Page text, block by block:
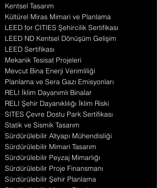
Kentsel Tasarım
Kültürel Miras Mimari ve Planlama
LEED for CITIES Şehircilik Sertifikası
LEED ND Kentsel Dönüşüm Gelişim
LEED Sertifikası
Mekanik Tesisat Projeleri
Mevcut Bina Enerji Verimliliği
Planlama ve Sera Gazı Emisyonları
RELI İklim Dayanımlı Binalar
RELI Şehir Dayanıklılığı İklim Riski
SITES Çevre Dostu Park Sertifikası
Statik ve Sismik Tasarım
Sürdürülebilir Altyapı Mühendisliği
Sürdürülebilir Mimari Tasarım
Sürdürülebilir Peyzaj Mimarlığı
Sürdürülebilir Proje Finansmanı
Sürdürülebilir Şehir Planlama